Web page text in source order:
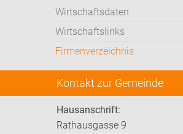
Wirtschaftsdaten
Wirtschaftslinks
Firmenverzeichnis
Kontakt zur Gemeinde
Hausanschrift:
Rathausgasse 9